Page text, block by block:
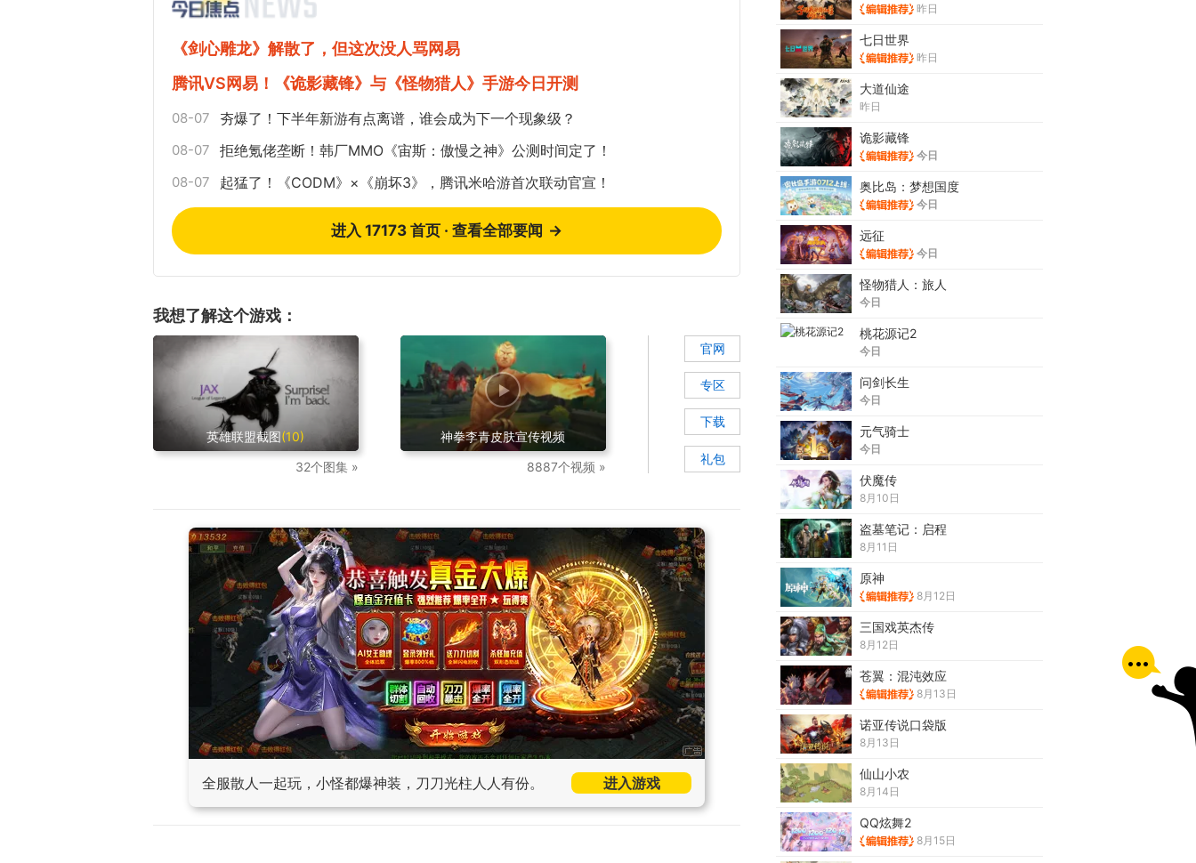
《剑心雕龙》解散了，但这次没人骂网易
腾讯VS网易！《诡影藏锋》与《怪物猎人》手游今日开测
08-07 夯爆了！下半年新游有点离谱，谁会成为下一个现象级？
08-07 拒绝氪佬垄断！韩厂MMO《宙斯：傲慢之神》公测时间定了！
08-07 起猛了！《CODM》×《崩坏3》，腾讯米哈游首次联动官宣！
进入 17173 首页 · 查看全部要闻 →
我想了解这个游戏：
英雄联盟截图(10)
32个图集 »
神拳李青皮肤宣传视频
8887个视频 »
官网
专区
下载
礼包
全服散人一起玩，小怪都爆神装，刀刀光柱人人有份。 进入游戏
昨日
七日世界
昨日
大道仙途
昨日
诡影藏锋
今日
奥比岛：梦想国度
今日
远征
今日
怪物猎人：旅人
今日
桃花源记2
今日
问剑长生
今日
元气骑士
今日
伏魔传
8月10日
盗墓笔记：启程
8月11日
原神
8月12日
三国戏英杰传
8月12日
苍翼：混沌效应
8月13日
诺亚传说口袋版
8月13日
仙山小农
8月14日
QQ炫舞2
8月15日